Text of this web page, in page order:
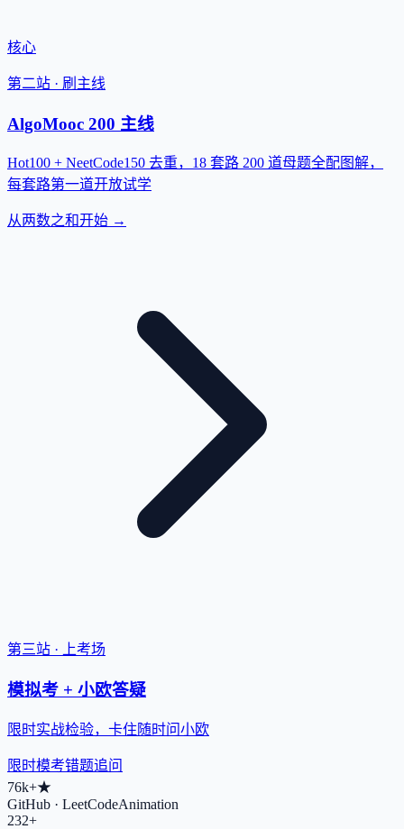
核心
第二站 · 刷主线
AlgoMooc 200 主线
Hot100 + NeetCode150 去重，18 套路 200 道母题全配图解，
每套路第一道开放试学
从两数之和开始 →
第三站 · 上考场
模拟考 + 小欧答疑
限时实战检验，卡住随时问小欧
限时模考错题追问
76k+★
GitHub · LeetCodeAnimation
232+